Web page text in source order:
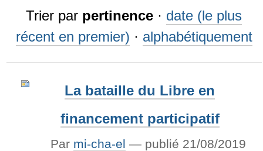
Trier par pertinence · date (le plus
récent en premier) · alphabétiquement
La bataille du Libre en
financement participatif
Par mi-cha-el — publié 21/08/2019